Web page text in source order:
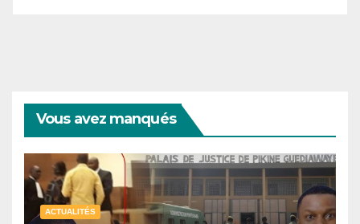
Vous avez manqués
ACTUALITÉS